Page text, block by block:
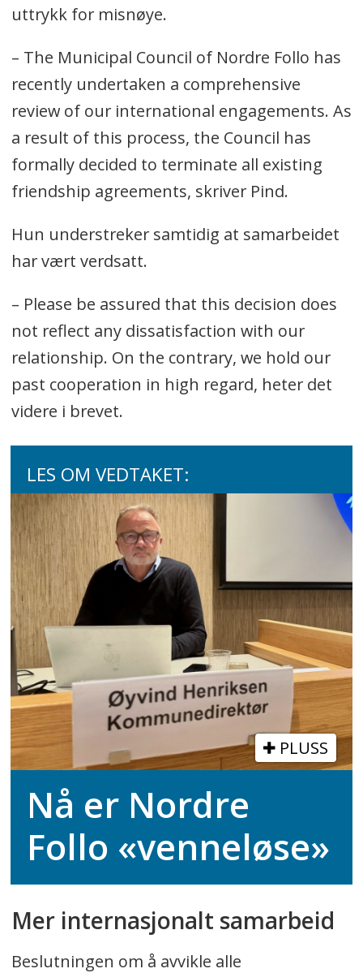
uttrykk for misnøye.
– The Municipal Council of Nordre Follo has
recently undertaken a comprehensive
review of our international engagements. As
a result of this process, the Council has
formally decided to terminate all existing
friendship agreements, skriver Pind.
Hun understreker samtidig at samarbeidet
har vært verdsatt.
– Please be assured that this decision does
not reflect any dissatisfaction with our
relationship. On the contrary, we hold our
past cooperation in high regard, heter det
videre i brevet.
LES OM VEDTAKET:
PLUSS
Nå er Nordre
Follo «venneløse»
Mer internasjonalt samarbeid
Beslutningen om å avvikle alle